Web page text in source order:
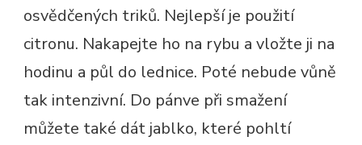
osvědčených triků. Nejlepší je použití
citronu. Nakapejte ho na rybu a vložte ji na
hodinu a půl do lednice. Poté nebude vůně
tak intenzivní. Do pánve při smažení
můžete také dát jablko, které pohltí